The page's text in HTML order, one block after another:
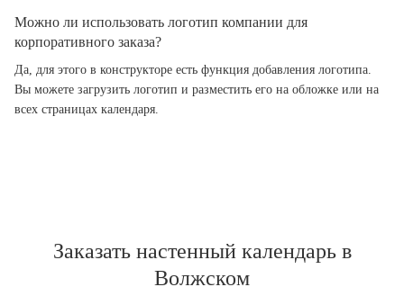
Можно ли использовать логотип компании для
корпоративного заказа?
Да, для этого в конструкторе есть функция добавления логотипа.
Вы можете загрузить логотип и разместить его на обложке или на
всех страницах календаря.
Заказать настенный календарь в
Волжском